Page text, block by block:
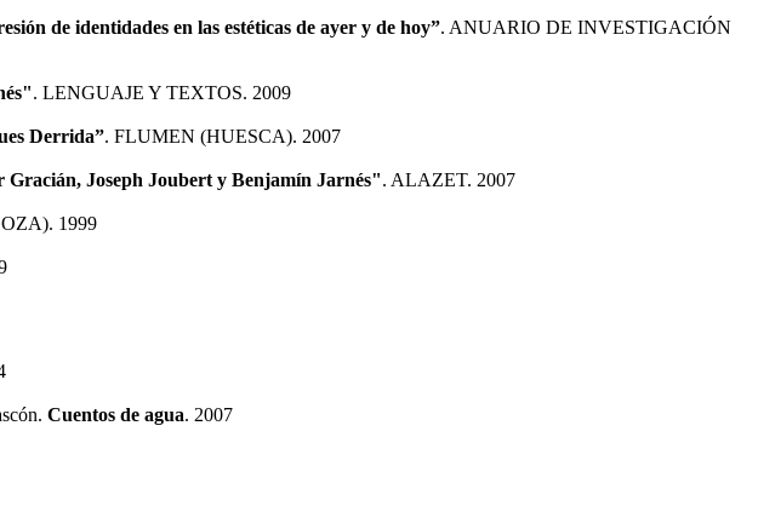
de identidades en las estéticas de ayer y de hoy”. ANUARIO DE INVESTIGACIÓN
. LENGUAJE Y TEXTOS. 2009
Derrida”. FLUMEN (HUESCA). 2007
Gracián, Joseph Joubert y Benjamín Jarnés". ALAZET. 2007
1999
Cuentos de agua. 2007